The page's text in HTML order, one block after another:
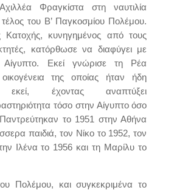
Φραγκίστα στη ναυτιλία
τέλος του Β’ Παγκοσμίου Πολέμου.
Κατοχής, κυνηγημένος από τους
κατόρθωσε να διαφύγει με
Αίγυπτο. Εκεί γνώρισε τη Ρέα
της οποίας ήταν ήδη
εκεί, έχοντας αναπτύξει
τόσο στην Αίγυπτο όσο
το 1951 στην Αθήνα
παιδιά, τον Νίκο το 1952, τον
Ιλένα το 1956 και τη Μαρίλυ το
Πολέμου, και συγκεκριμένα το